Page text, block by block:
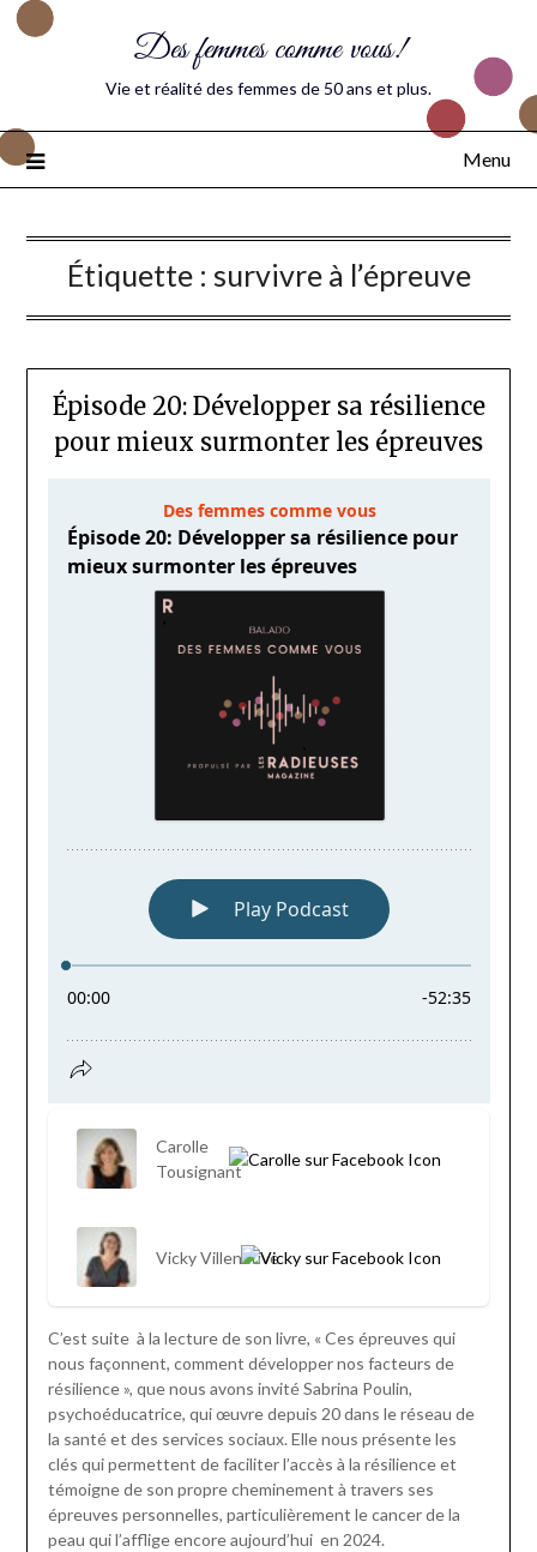
Des femmes comme vous!
Vie et réalité des femmes de 50 ans et plus.
Menu
Étiquette : survivre à l’épreuve
Épisode 20: Développer sa résilience
pour mieux surmonter les épreuves
Carolle
Tousignant
Vicky Villeneuve
C’est suite à la lecture de son livre, « Ces épreuves qui
nous façonnent, comment développer nos facteurs de
résilience », que nous avons invité Sabrina Poulin,
psychoéducatrice, qui œuvre depuis 20 dans le réseau de
la santé et des services sociaux. Elle nous présente les
clés qui permettent de faciliter l’accès à la résilience et
témoigne de son propre cheminement à travers ses
épreuves personnelles, particulièrement le cancer de la
peau qui l’afflige encore aujourd’hui en 2024.